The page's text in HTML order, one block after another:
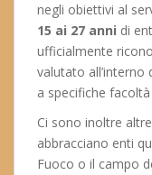
negli obiettivi al
15 ai 27 anni di
ufficialmente
valutato all’interno
a specifiche
Ci sono inoltre
abbracciano enti
Fuoco o il campo